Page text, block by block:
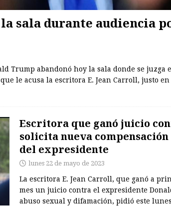
sala durante audiencia
Trump abandonó hoy la sala donde se juzga
le acusa la escritora E. Jean Carroll, justo
Escritora que ganó juicio
solicita nueva
del expresidente
lunes 22 de mayo de 2023
La escritora E. Jean Carroll, que ganó a
mes un juicio contra el expresidente
abuso sexual y difamación, pidió este